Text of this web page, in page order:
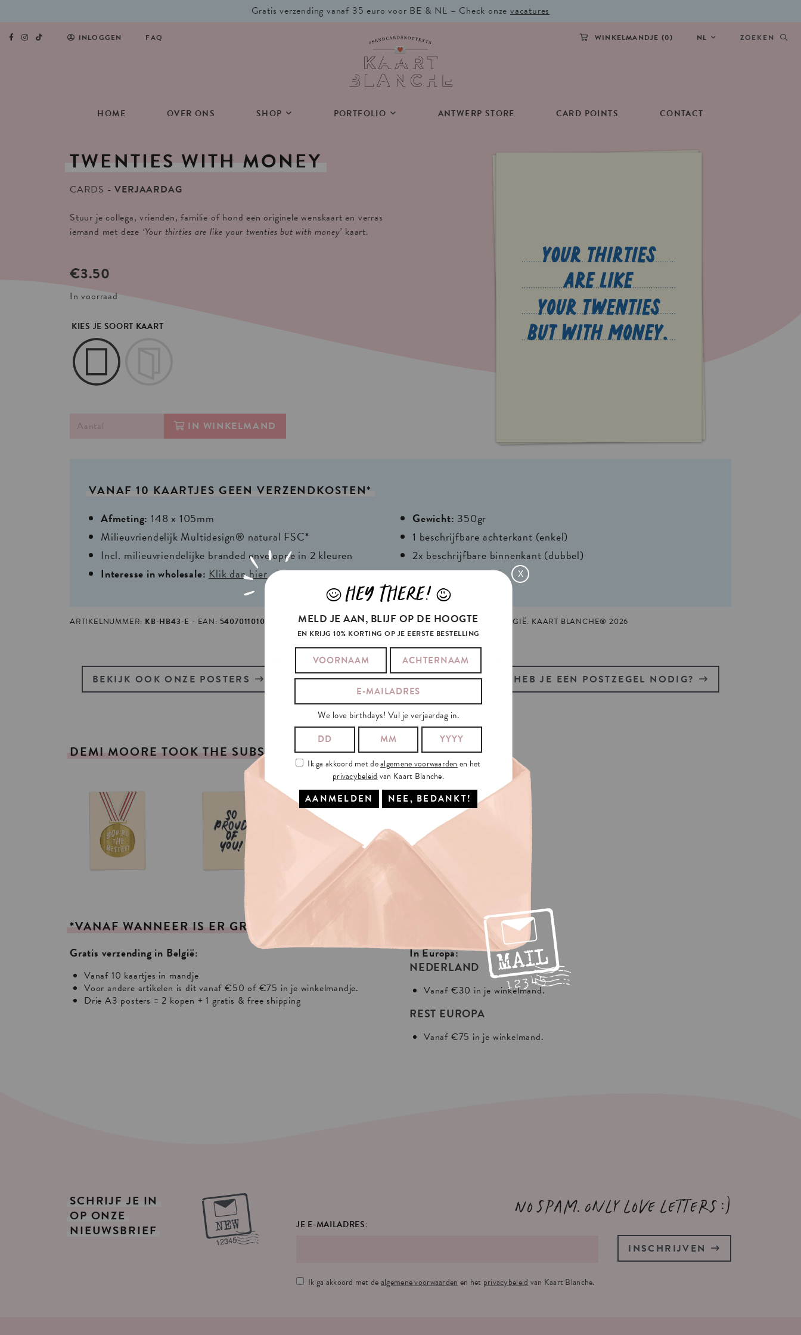
Gratis verzending vanaf 35 euro voor BE & NL – Check onzevacatures
INLOGGEN FAQ WINKELMANDJE (0) NL ZOEKEN
HOME OVER ONS SHOP PORTFOLIO ANTWERP STORE CARD POINTS CONTACT
TWENTIES WITH MONEY
CARDS
VERJAARDAG
Stuur je collega, vrienden, familie of hond een originele wenskaart en verras
iemand met deze ‘Your thirties are like your twenties but with money’ kaart.
€3.50
In voorraad
KIES JE SOORT KAART
IN WINKELMAND
VANAF 10 KAARTJES GEEN VERZENDKOSTEN*
Afmeting: 148 x 105mm Gewicht: 350gr
Milieuvriendelijk Multidesign® natural FSC*
1 beschrijfbare achterkant (enkel)
Incl. milieuvriendelijke branded enveloppe in 2 kleuren
2x beschrijfbare binnenkant (dubbel)
Interesse in wholesale: Klik dan hier
ARTIKELNUMMER: KB-HB43-E EAN: 5407011010977 TAG:VERJAARDAGGEMAAKT EN GEPRINT IN GENT, BELGIË. KAART BLANCHE® 2026
BEKIJK OOK ONZE POSTERS BEKIJK OOK ONZE GIFT-TAGS HEB JE EEN POSTZEGEL NODIG?
DEMI MOORE TOOK THE SUBSTANCE AND ALSO
*VANAF WANNEER IS ER GRATIS VERZENDING?
Gratis verzending in België:
Vanaf 10 kaartjes in mandje
Voor andere artikelen is dit vanaf €50 of €75 in je winkelmandje.
Drie A3 posters = 2 kopen + 1 gratis & free shipping
In Europa:
NEDERLAND
Vanaf €30 in je winkelmand.
REST EUROPA
Vanaf €75 in je winkelmand.
SCHRIJF JE IN
OP ONZE
NIEUWSBRIEF
No spam. Only love letters :)
JE E-MAILADRES:
Ik ga akkoord met dealgemene voorwaarden en het privacybeleid van Kaart Blanche.
INSCHRIJVEN
X
JHEY THERE! L
MELD JE AAN, BLIJF OP DE HOOGTE
EN KRIJG 10% KORTING OP JE EERSTE BESTELLING
We love birthdays! Vul je verjaardag in.
Ik ga akkoord met dealgemene voorwaarden en het
privacybeleid van Kaart Blanche.